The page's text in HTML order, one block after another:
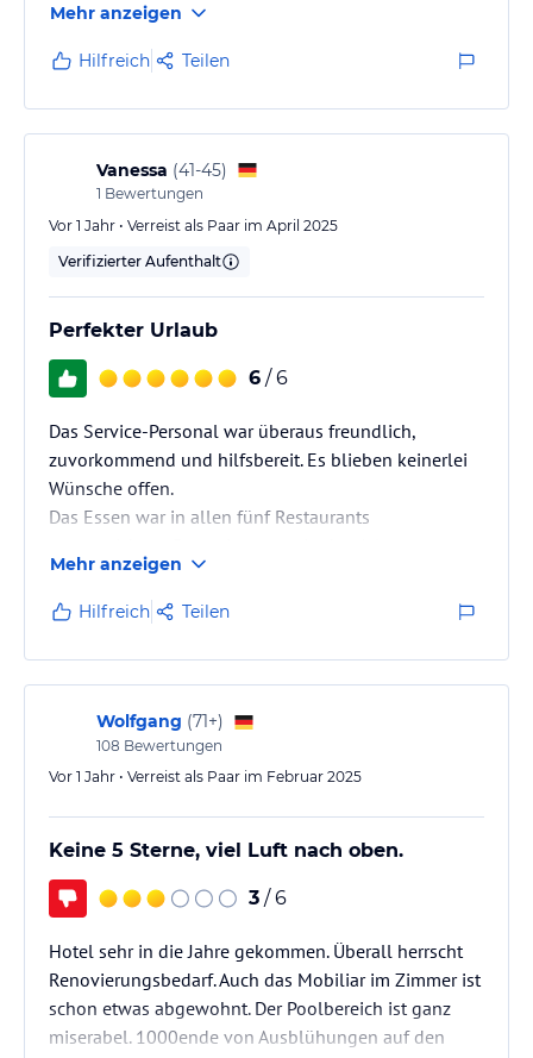
Bahamas sind ein schönes Land aber das Hotel lässt
sich definitiv überbezahlen. Gerade die jüngeren
weiblichen Hotelangestellten machen einen eher
faulen oder desinteressierten Eindruck, vorallem
wenn nicht bei jedem einzelnen Anliegen oder
Getränk an der Bar ein Schein…
Mehr anzeigen
Hilfreich Teilen
Vanessa (41-45)
1 Bewertungen
Vor 1 Jahr • Verreist als Paar im April 2025
Verifizierter Aufenthalt
Perfekter Urlaub
6 / 6
Das Service-Personal war überaus freundlich,
zuvorkommend und hilfsbereit. Es blieben keinerlei
Wünsche offen.
Das Essen war in allen fünf Restaurants
Restaurants funktionierten reibungslos über die
Hotel-/Riu-App. Auch die Getränke (Cocktails, etc.)
waren durchweg von guter Qualität und sehr lecker.
Das Hotel ist perfekt, egal ob man lieber
Unterhaltung genießt oder in Ruhe entspannen
möchte. Hier findet jeder den geeigneten Platz. Man
fühlt sich sofort wohl und…
Mehr anzeigen
Hilfreich Teilen
Wolfgang (71+)
108 Bewertungen
Vor 1 Jahr • Verreist als Paar im Februar 2025
Keine 5 Sterne, viel Luft nach oben.
3 / 6
Hotel sehr in die Jahre gekommen. Überall herrscht
Renovierungsbedarf. Auch das Mobiliar im Zimmer ist
schon etwas abgewohnt. Der Poolbereich ist ganz
miserabel. 1000ende von Ausblühungen auf den